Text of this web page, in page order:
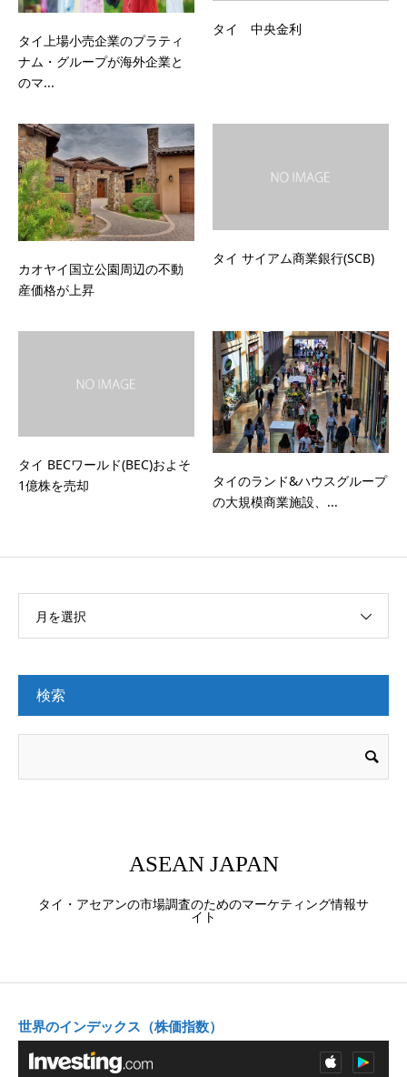
タイ上場小売企業のプラティ
ナム・グループが海外企業と
のマ...
タイ 中央金利
カオヤイ国立公園周辺の不動
産価格が上昇
タイ サイアム商業銀行(SCB)
タイ BECワールド(BEC)およそ
1億株を売却
タイのランド&ハウスグループ
の大規模商業施設、...
月を選択
検索
ASEAN JAPAN
タイ・アセアンの市場調査のためのマーケティング情報サ
イト
世界のインデックス（株価指数）